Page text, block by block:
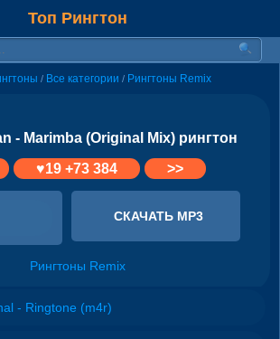
Топ Рингтон
/ Все категории / Рингтоны Remix
- Marimba (Original Mix) рингтон
♥19 +73 384 >>
СКАЧАТЬ MP3
Рингтоны Remix
- Ringtone (m4r)